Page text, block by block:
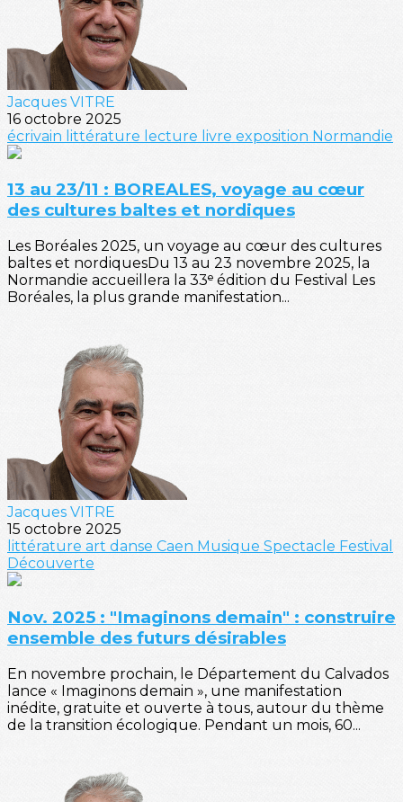
Jacques VITRE
16 octobre 2025
écrivain littérature lecture livre exposition Normandie
13 au 23/11 : BOREALES, voyage au cœur
des cultures baltes et nordiques
Les Boréales 2025, un voyage au cœur des cultures
baltes et nordiquesDu 13 au 23 novembre 2025, la
Normandie accueillera la 33ᵉ édition du Festival Les
Boréales, la plus grande manifestation...
Jacques VITRE
15 octobre 2025
littérature art danse Caen Musique Spectacle Festival
Découverte
Nov. 2025 : "Imaginons demain" : construire
ensemble des futurs désirables
En novembre prochain, le Département du Calvados
lance « Imaginons demain », une manifestation
inédite, gratuite et ouverte à tous, autour du thème
de la transition écologique. Pendant un mois, 60...